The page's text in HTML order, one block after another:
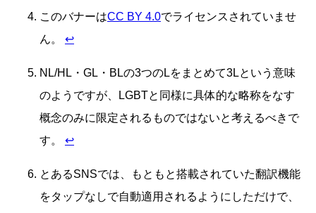
このバナーはCC BY 4.0でライセンスされていませ
ん。 ↩
NL/HL・GL・BLの3つのLをまとめて3Lという意味
のようですが、LGBTと同様に具体的な略称をなす
概念のみに限定されるものではないと考えるべきで
す。 ↩
とあるSNSでは、もともと搭載されていた翻訳機能
をタップなしで自動適用されるようにしただけで、